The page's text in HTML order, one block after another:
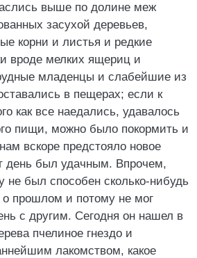
выше по долине меж
засухой деревьев,
корни и листья и редкие
вроде мелких ящериц и
младенцы и слабейшие из
в пещерах; если к
как все наедались, удавалось
пищи, можно было покормить и
вскоре предстояло новое
день был удачным. Впрочем,
был способен сколько-нибудь
о прошлом и потому не мог
с другим. Сегодня он нашел в
пчелиное гнездо и
лакомством, какое